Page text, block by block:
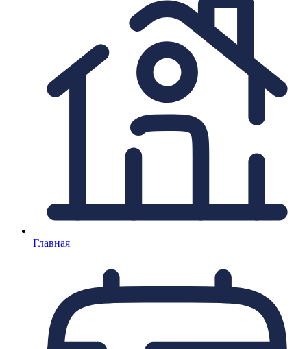
Главная